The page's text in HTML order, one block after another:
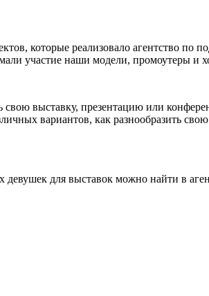
которые реализовало агентство по
участие наши модели, промоутеры и
выставку, презентацию или
вариантов, как разнообразить
для выставок можно найти в